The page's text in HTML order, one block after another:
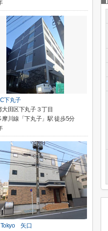
下丸子
大田区下丸子３丁目
摩川線「下丸子」駅 徒歩5分
矢口